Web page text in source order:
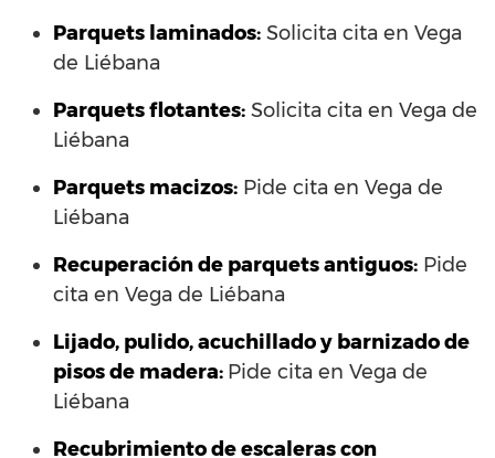
Parquets laminados: Solicita cita en Vega
de Liébana
Parquets flotantes: Solicita cita en Vega de
Liébana
Parquets macizos: Pide cita en Vega de
Liébana
Recuperación de parquets antiguos: Pide
cita en Vega de Liébana
Lijado, pulido, acuchillado y barnizado de
pisos de madera: Pide cita en Vega de
Liébana
Recubrimiento de escaleras con